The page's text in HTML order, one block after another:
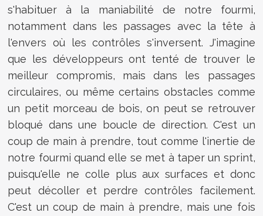
s'habituer à la maniabilité de notre fourmi,
notamment dans les passages avec la tête à
l'envers où les contrôles s'inversent. J'imagine
que les développeurs ont tenté de trouver le
meilleur compromis, mais dans les passages
circulaires, ou même certains obstacles comme
un petit morceau de bois, on peut se retrouver
bloqué dans une boucle de direction. C'est un
coup de main à prendre, tout comme l'inertie de
notre fourmi quand elle se met à taper un sprint,
puisqu'elle ne colle plus aux surfaces et donc
peut décoller et perdre contrôles facilement.
C'est un coup de main à prendre, mais une fois